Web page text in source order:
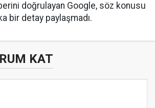
doğrulayan Google, söz konusu
bir detay paylaşmadı.
KAT